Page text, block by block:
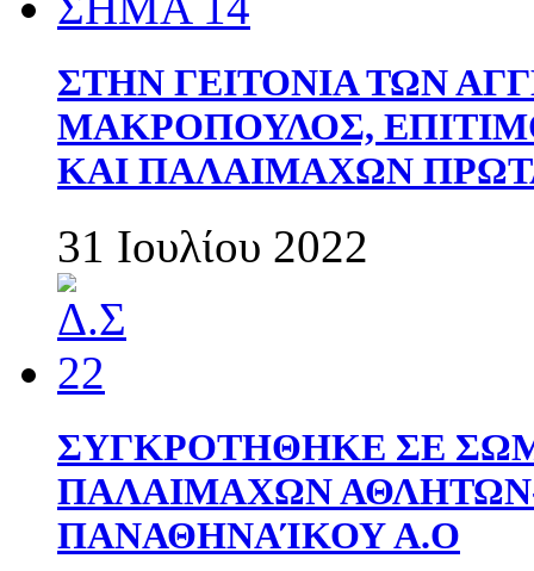
ΣΤΗΝ ΓΕΙΤΟΝΙΑ ΤΩΝ
ΜΑΚΡΟΠΟΥΛΟΣ,
ΚΑΙ ΠΑΛΑΙΜΑΧΩΝ
31 Ιουλίου 2022
ΣΥΓΚΡΟΤΗΘΗΚΕ ΣΕ
ΠΑΛΑΙΜΑΧΩΝ
ΠΑΝΑΘΗΝΑΊΚΟΥ Α.Ο